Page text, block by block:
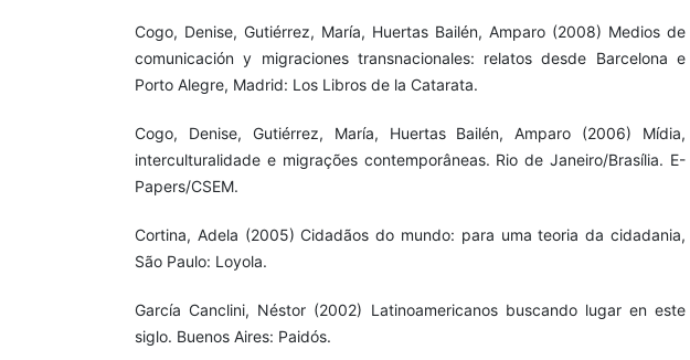
Cogo, Denise, Gutiérrez, María, Huertas Bailén, Amparo (2008) Medios de
comunicación y migraciones transnacionales: relatos desde Barcelona e
Porto Alegre, Madrid: Los Libros de la Catarata.
Cogo, Denise, Gutiérrez, María, Huertas Bailén, Amparo (2006) Mídia,
interculturalidade e migrações contemporâneas. Rio de Janeiro/Brasília. E-
Papers/CSEM.
Cortina, Adela (2005) Cidadãos do mundo: para uma teoria da cidadania,
São Paulo: Loyola.
García Canclini, Néstor (2002) Latinoamericanos buscando lugar en este
siglo. Buenos Aires: Paidós.